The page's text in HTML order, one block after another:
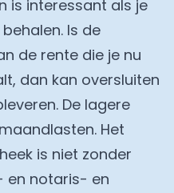
is interessant als je
Is de
de rente die je nu
dan kan oversluiten
De lagere
Het
is niet zonder
en notaris- en